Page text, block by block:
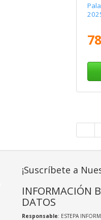
¡Suscríbete a
INFORMACIÓN
DATOS
Responsable: ESTEPA